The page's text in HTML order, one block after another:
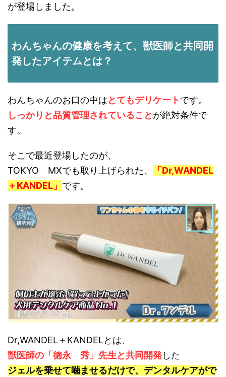
が登場しました。
わんちゃんの健康を考えて、獣医師と共同開
発したアイテムとは？
わんちゃんのお口の中はとてもデリケートです。
しっかりと品質管理されていることが絶対条件で
す。
そこで最近登場したのが、
TOKYO MXでも取り上げられた、
「Dr,WANDEL
＋KANDEL」 です。
Dr,WANDEL＋KANDELとは、
獣医師の「徳永 秀」先生と共同開発した
ジェルを乗せて噛ませるだけで、デンタルケアがで